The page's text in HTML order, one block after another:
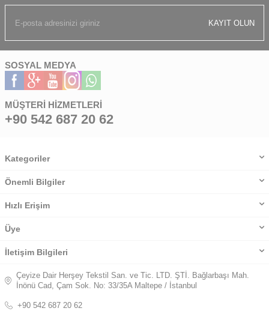
KAYIT OLUN
SOSYAL MEDYA
MÜŞTERI HIZMETLERI
+90 542 687 20 62
Kategoriler
Önemli Bilgiler
Hızlı Erişim
Üye
İletişim Bilgileri
Çeyize Dair Herşey Tekstil San. ve Tic. LTD. ŞTİ. Bağlarbaşı Mah.
İnönü Cad, Çam Sok. No: 33/35A Maltepe / İstanbul
+90 542 687 20 62